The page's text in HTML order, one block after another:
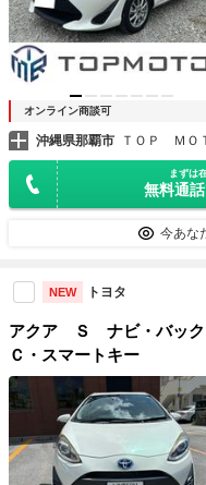
オンライン商談可
沖縄県那覇市 ＴＯＰ ＭＯ
まずは
無料通
今あな
NEW トヨタ
アクア Ｓ ナビ・バック
Ｃ・スマートキー